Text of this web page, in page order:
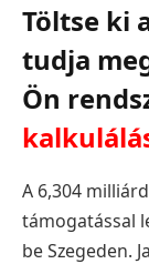
Töltse ki
tudja
Ön
A 6,304
támogatással
be Szegeden.